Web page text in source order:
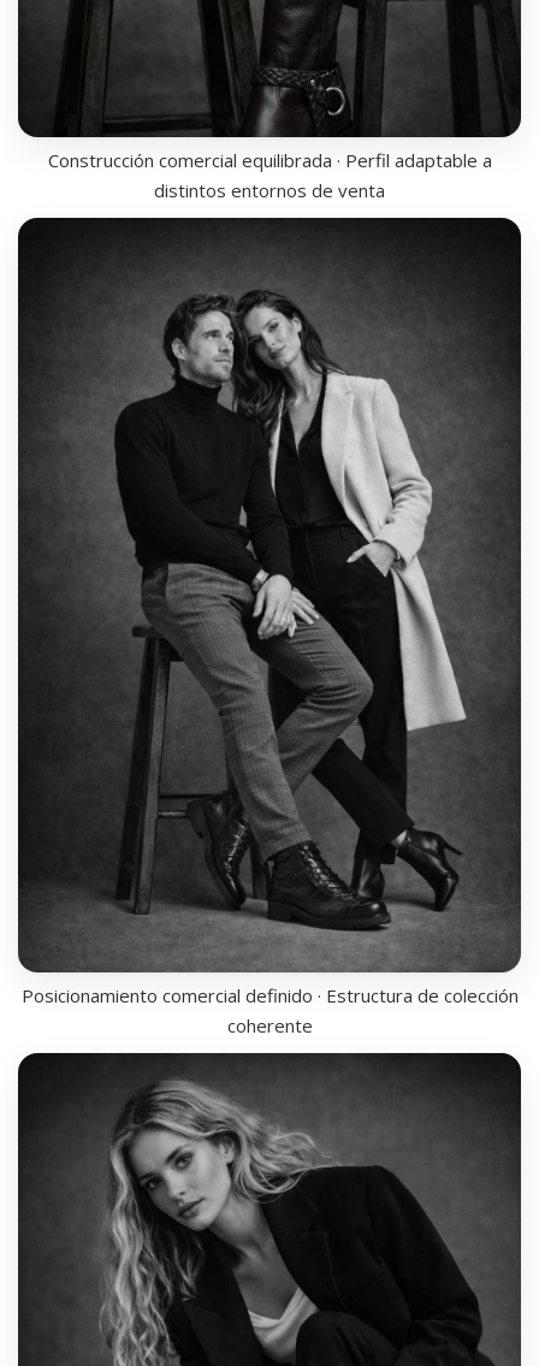
Construcción comercial equilibrada · Perfil adaptable a
distintos entornos de venta
CORE
Posicionamiento comercial definido · Estructura de colección
coherente